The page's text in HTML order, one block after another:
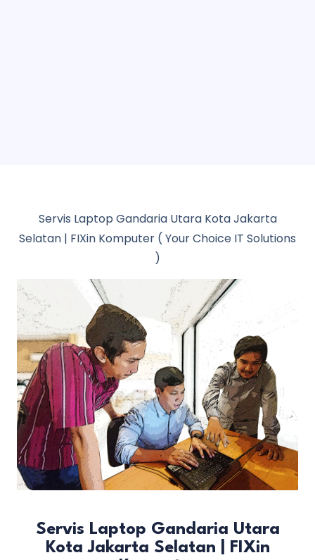
Servis Laptop Gandaria Utara Kota Jakarta
Selatan | FIXin Komputer ( Your Choice IT Solutions
)
Servis Laptop Gandaria Utara
Kota Jakarta Selatan | FIXin